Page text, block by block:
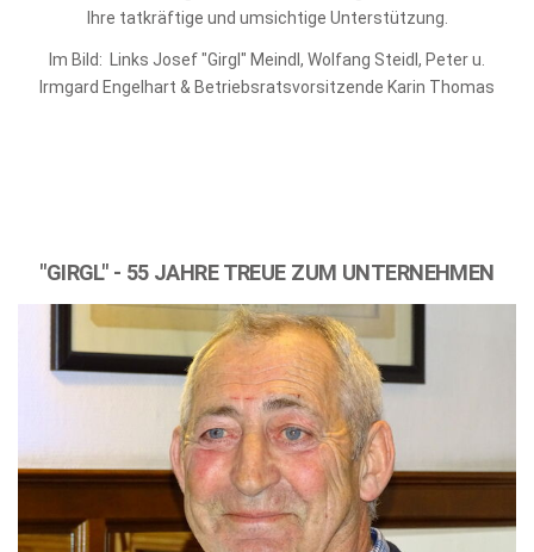
Ihre tatkräftige und umsichtige Unterstützung.
Im Bild: Links Josef "Girgl" Meindl, Wolfang Steidl, Peter u.
Irmgard Engelhart & Betriebsratsvorsitzende Karin Thomas
"GIRGL" - 55 JAHRE TREUE ZUM UNTERNEHMEN